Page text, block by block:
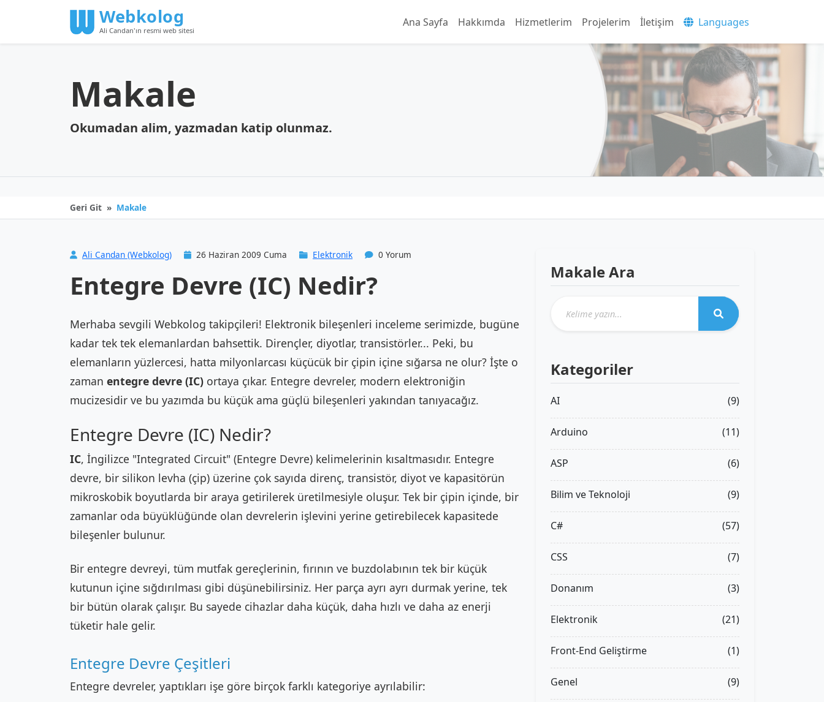
Webkolog
Ali Candan'ın resmi web sitesi
Ana Sayfa Hakkımda Hizmetlerim Projelerim İletişim Languages
Makale
Okumadan alim, yazmadan katip olunmaz.
Geri Git Makale
Ali Candan (Webkolog) 26 Haziran 2009 Cuma Elektronik 0 Yorum
Entegre Devre (IC) Nedir?
Merhaba sevgili Webkolog takipçileri! Elektronik bileşenleri inceleme serimizde, bugüne
kadar tek tek elemanlardan bahsettik. Dirençler, diyotlar, transistörler... Peki, bu
elemanların yüzlercesi, hatta milyonlarcası küçücük bir çipin içine sığarsa ne olur? İşte o
zaman entegre devre (IC) ortaya çıkar. Entegre devreler, modern elektroniğin
mucizesidir ve bu yazımda bu küçük ama güçlü bileşenleri yakından tanıyacağız.
Entegre Devre (IC) Nedir?
IC, İngilizce "Integrated Circuit" (Entegre Devre) kelimelerinin kısaltmasıdır. Entegre
devre, bir silikon levha (çip) üzerine çok sayıda direnç, transistör, diyot ve kapasitörün
mikroskobik boyutlarda bir araya getirilerek üretilmesiyle oluşur. Tek bir çipin içinde, bir
zamanlar oda büyüklüğünde olan devrelerin işlevini yerine getirebilecek kapasitede
bileşenler bulunur.
Bir entegre devreyi, tüm mutfak gereçlerinin, fırının ve buzdolabının tek bir küçük
kutunun içine sığdırılması gibi düşünebilirsiniz. Her parça ayrı ayrı durmak yerine, tek
bir bütün olarak çalışır. Bu sayede cihazlar daha küçük, daha hızlı ve daha az enerji
tüketir hale gelir.
Entegre Devre Çeşitleri
Entegre devreler, yaptıkları işe göre birçok farklı kategoriye ayrılabilir:
Makale Ara
Kategoriler
AI (9)
Arduino (11)
ASP (6)
Bilim ve Teknoloji (9)
C# (57)
CSS (7)
Donanım (3)
Elektronik (21)
Front-End Geliştirme (1)
Genel (9)